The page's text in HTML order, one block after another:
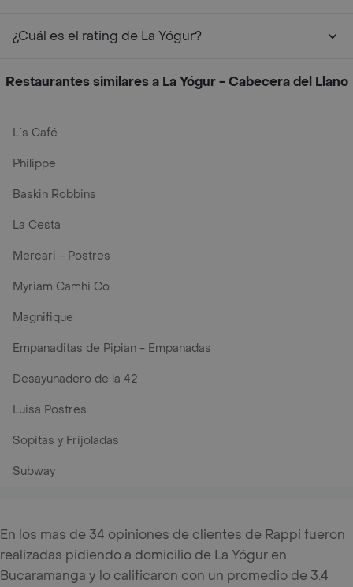
¿Cuál es el rating de La Yógur?
Restaurantes similares a La Yógur - Cabecera del Llano
L´s Café
Philippe
Baskin Robbins
La Cesta
Mercari - Postres
Myriam Camhi Co
Magnifique
Empanaditas de Pipian - Empanadas
Desayunadero de la 42
Luisa Postres
Sopitas y Frijoladas
Subway
En los mas de 34 opiniones de clientes de Rappi fueron
realizadas pidiendo a domicilio de La Yógur en
Bucaramanga y lo calificaron con un promedio de 3.4